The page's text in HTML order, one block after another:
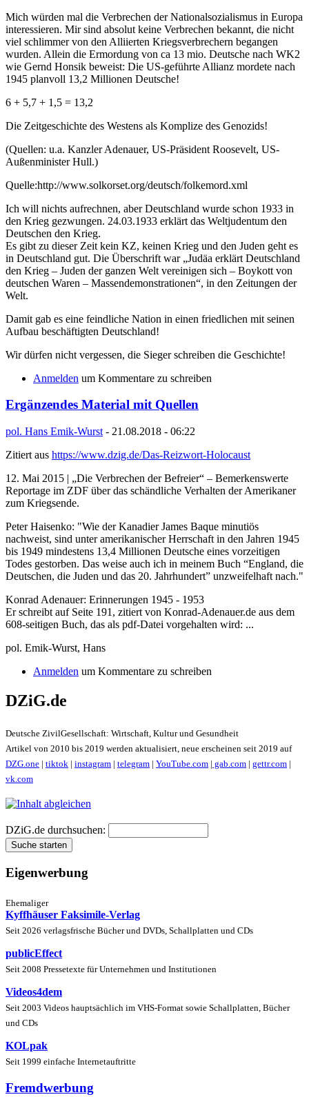
Mich würden mal die Verbrechen der Nationalsozialismus in Europa
interessieren. Mir sind absolut keine Verbrechen bekannt, die nicht
viel schlimmer von den Alliierten Kriegsverbrechern begangen
wurden. Allein die Ermordung von ca 13 mio. Deutsche nach WK2
wie Gernd Honsik beweist: Die US-geführte Allianz mordete nach
1945 planvoll 13,2 Millionen Deutsche!
6 + 5,7 + 1,5 = 13,2
Die Zeitgeschichte des Westens als Komplize des Genozids!
(Quellen: u.a. Kanzler Adenauer, US-Präsident Roosevelt, US-
Außenminister Hull.)
Quelle:http://www.solkorset.org/deutsch/folkemord.xml
Ich will nichts aufrechnen, aber Deutschland wurde schon 1933 in
den Krieg gezwungen. 24.03.1933 erklärt das Weltjudentum den
Deutschen den Krieg.
Es gibt zu dieser Zeit kein KZ, keinen Krieg und den Juden geht es
in Deutschland gut. Die Überschrift war „Judäa erklärt Deutschland
den Krieg – Juden der ganzen Welt vereinigen sich – Boykott von
deutschen Waren – Massendemonstrationen“, in den Zeitungen der
Welt.
Damit gab es eine feindliche Nation in einen friedlichen mit seinen
Aufbau beschäftigten Deutschland!
Wir dürfen nicht vergessen, die Sieger schreiben die Geschichte!
Anmelden um Kommentare zu schreiben
Ergänzendes Material mit Quellen
pol. Hans Emik-Wurst - 21.08.2018 - 06:22
Zitiert aus https://www.dzig.de/Das-Reizwort-Holocaust
12. Mai 2015 | „Die Verbrechen der Befreier“ – Bemerkenswerte
Reportage im ZDF über das schändliche Verhalten der Amerikaner
zum Kriegsende.
Peter Haisenko: "Wie der Kanadier James Baque minutiös
nachweist, sind unter amerikanischer Herrschaft in den Jahren 1945
bis 1949 mindestens 13,4 Millionen Deutsche eines vorzeitigen
Todes gestorben. Das weise auch ich in meinem Buch “England, die
Deutschen, die Juden und das 20. Jahrhundert” unzweifelhaft nach."
Konrad Adenauer: Erinnerungen 1945 - 1953
Er schreibt auf Seite 191, zitiert von Konrad-Adenauer.de aus dem
608-seitigen Buch, das als pdf-Datei vorgehalten wird: ...
pol. Emik-Wurst, Hans
Anmelden um Kommentare zu schreiben
DZiG.de
Deutsche ZivilGesellschaft: Wirtschaft, Kultur und Gesundheit
Artikel von 2010 bis 2019 werden aktualisiert, neue erscheinen seit 2019 auf
DZG.one | tiktok | instagram | telegram | YouTube.com | gab.com | gettr.com |
vk.com
DZiG.de durchsuchen:
Eigenwerbung
Ehemaliger
Kyffhäuser Faksimile-Verlag
Seit 2026 verlagsfrische Bücher und DVDs, Schallplatten und CDs
publicEffect
Seit 2008 Pressetexte für Unternehmen und Institutionen
Videos4dem
Seit 2003 Videos hauptsächlich im VHS-Format sowie Schallplatten, Bücher
und CDs
KOLpak
Seit 1999 einfache Internetauftritte
Fremdwerbung